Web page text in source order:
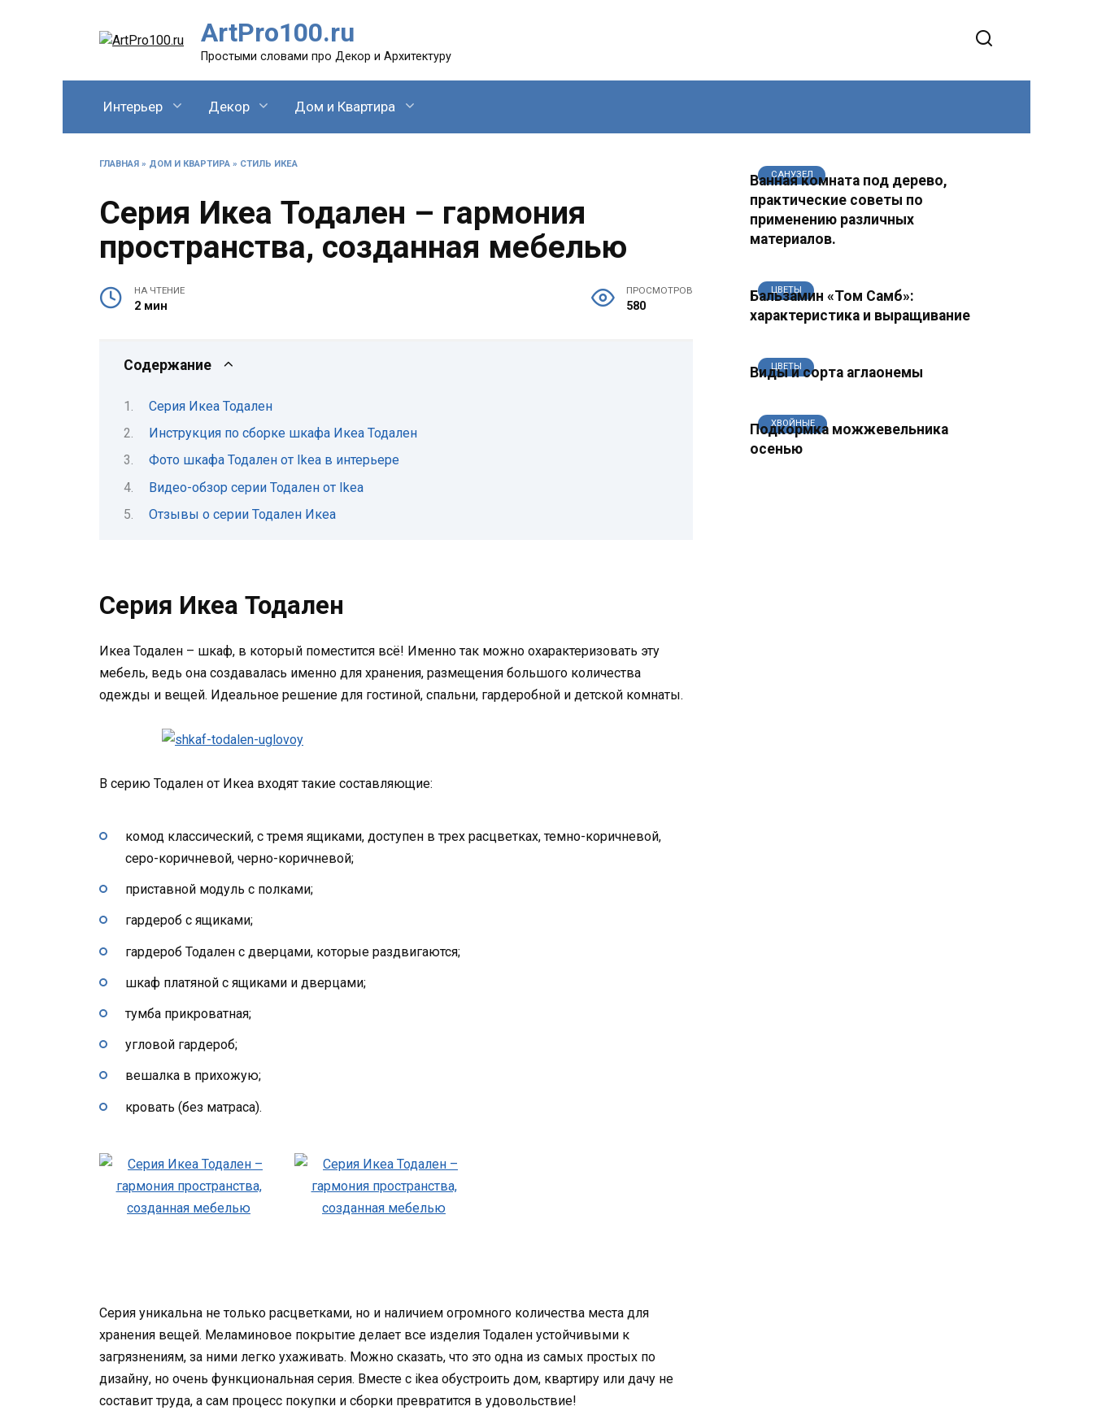
ArtPro100.ru
Простыми словами про Декор и Архитектуру
Интерьер Декор Дом и Квартира
ГЛАВНАЯ » ДОМ И КВАРТИРА » СТИЛЬ ИКЕА
Серия Икеа Тодален – гармония
пространства, созданная мебелью
НА ЧТЕНИЕ
2 мин
ПРОСМОТРОВ
580
Содержание
Серия Икеа Тодален
Инструкция по сборке шкафа Икеа Тодален
Фото шкафа Тодален от Ikea в интерьере
Видео-обзор серии Тодален от Ikea
Отзывы о серии Тодален Икеа
Серия Икеа Тодален
Икеа Тодален – шкаф, в который поместится всё! Именно так можно охарактеризовать эту
мебель, ведь она создавалась именно для хранения, размещения большого количества
одежды и вещей. Идеальное решение для гостиной, спальни, гардеробной и детской комнаты.
В серию Тодален от Икеа входят такие составляющие:
комод классический, с тремя ящиками, доступен в трех расцветках, темно-коричневой,
серо-коричневой, черно-коричневой;
приставной модуль с полками;
гардероб с ящиками;
гардероб Тодален с дверцами, которые раздвигаются;
шкаф платяной с ящиками и дверцами;
тумба прикроватная;
угловой гардероб;
вешалка в прихожую;
кровать (без матраса).
Серия уникальна не только расцветками, но и наличием огромного количества места для
хранения вещей. Меламиновое покрытие делает все изделия Тодален устойчивыми к
загрязнениям, за ними легко ухаживать. Можно сказать, что это одна из самых простых по
дизайну, но очень функциональная серия. Вместе с ikea обустроить дом, квартиру или дачу не
составит труда, а сам процесс покупки и сборки превратится в удовольствие!
САНУЗЕЛ
Ванная комната под дерево,
практические советы по
применению различных
материалов.
ЦВЕТЫ
Бальзамин «Том Самб»:
характеристика и выращивание
ЦВЕТЫ
Виды и сорта аглаонемы
ХВОЙНЫЕ
Подкормка можжевельника
осенью